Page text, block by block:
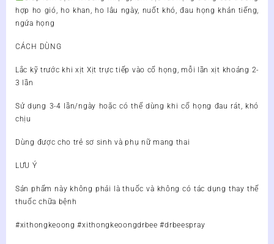
hợp ho gió, ho khan, ho lâu ngày, nuốt khó, đau họng khản tiếng,
ngứa họng
CÁCH DÙNG
Lắc kỹ trước khi xịt Xịt trực tiếp vào cổ họng, mỗi lần xịt khoảng 2-
3 lần
Sử dụng 3-4 lần/ngày hoặc có thể dùng khi cổ họng đau rát, khó
chịu
Dùng được cho trẻ sơ sinh và phụ nữ mang thai
LƯU Ý
Sản phẩm này không phải là thuốc và không có tác dụng thay thế
thuốc chữa bệnh
#xithongkeoong #xithongkeoongdrbee #drbeespray